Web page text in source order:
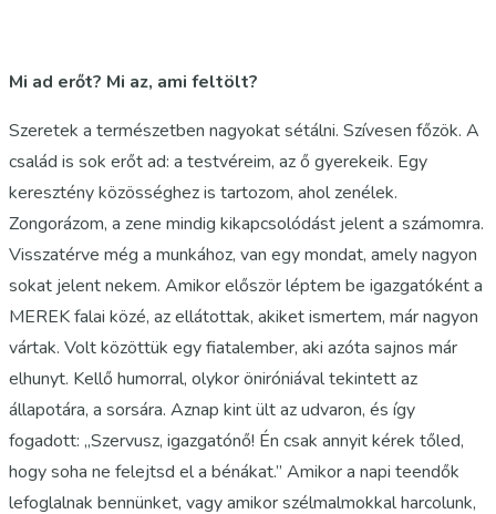
Mi ad erőt? Mi az, ami feltölt?
Szeretek a természetben nagyokat sétálni. Szívesen főzök. A
család is sok erőt ad: a testvéreim, az ő gyerekeik. Egy
keresztény közösséghez is tartozom, ahol zenélek.
Zongorázom, a zene mindig kikapcsolódást jelent a számomra.
Visszatérve még a munkához, van egy mondat, amely nagyon
sokat jelent nekem. Amikor először léptem be igazgatóként a
MEREK falai közé, az ellátottak, akiket ismertem, már nagyon
vártak. Volt közöttük egy fiatalember, aki azóta sajnos már
elhunyt. Kellő humorral, olykor öniróniával tekintett az
állapotára, a sorsára. Aznap kint ült az udvaron, és így
fogadott: „Szervusz, igazgatónő! Én csak annyit kérek tőled,
hogy soha ne felejtsd el a bénákat.” Amikor a napi teendők
lefoglalnak bennünket, vagy amikor szélmalmokkal harcolunk,